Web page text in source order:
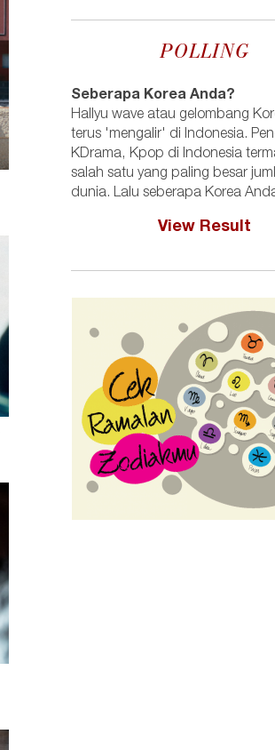
POLLING
Seberapa Korea Anda?
Hallyu wave atau gelombang
terus 'mengalir' di Indonesia.
KDrama, Kpop di Indonesia
salah satu yang paling besar
dunia. Lalu seberapa Korea
View Result